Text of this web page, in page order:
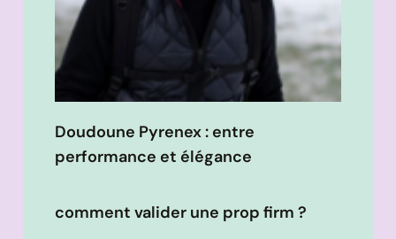
Doudoune Pyrenex : entre
performance et élégance
comment valider une prop firm ?